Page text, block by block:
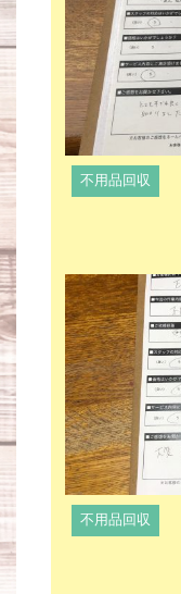
不用品回収
不用品回収